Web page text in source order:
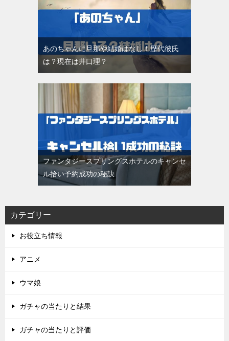
あのちゃんに旦那や結婚はなし！歴代彼氏
は？現在は井口理？
ファンタジースプリングスホテルのキャンセ
ル拾い予約成功の秘訣
カテゴリー
お役立ち情報
アニメ
ウマ娘
ガチャの当たりと結果
ガチャの当たりと評価